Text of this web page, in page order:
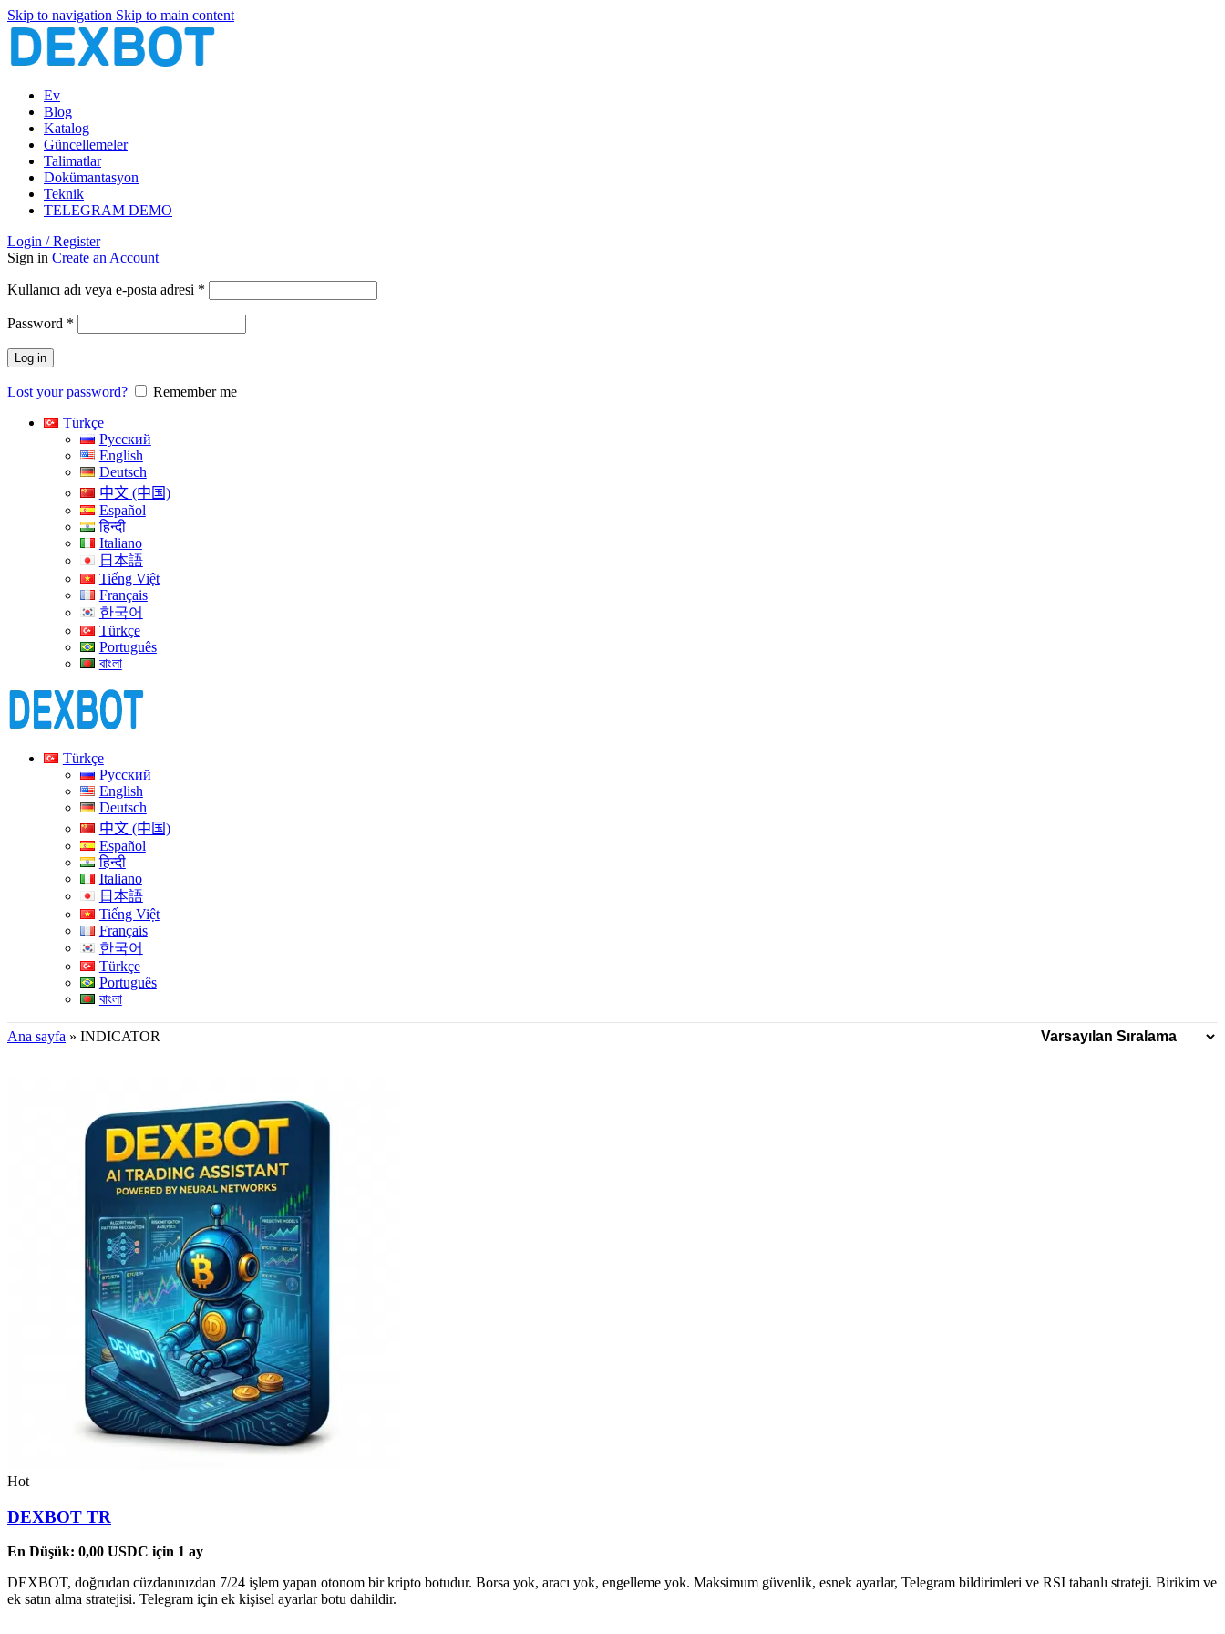
Skip to navigation Skip to main content
Ev
Blog
Katalog
Güncellemeler
Talimatlar
Dokümantasyon
Teknik
TELEGRAM DEMO
Login / Register
Sign in Create an Account
Kullanıcı adı veya e-posta adresi *
Password *
Log in
Lost your password?
Remember me
Türkçe
Русский
English
Deutsch
中文 (中国)
Español
हिन्दी
Italiano
日本語
Tiếng Việt
Français
한국어
Türkçe
Português
বাংলা
Türkçe
Русский
English
Deutsch
中文 (中国)
Español
हिन्दी
Italiano
日本語
Tiếng Việt
Français
한국어
Türkçe
Português
বাংলা
Ana sayfa » INDICATOR
Hot
DEXBOT TR
En Düşük: 0,00 USDC için 1 ay
DEXBOT, doğrudan cüzdanınızdan 7/24 işlem yapan otonom bir kripto botudur. Borsa yok, aracı yok, engelleme yok. Maksimum güvenlik, esnek ayarlar, Telegram bildirimleri ve RSI tabanlı strateji. Birikim ve
ek satın alma stratejisi. Telegram için ek kişisel ayarlar botu dahildir.